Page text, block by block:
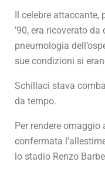
Il celebre
’90, era ricoverato
pneumologia
sue condizioni si
Schillaci stava
da tempo.
Per rendere
confermata
lo stadio Renzo